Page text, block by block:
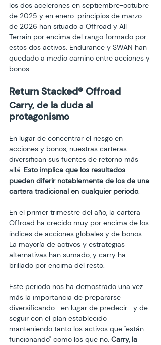
los dos acelerones en septiembre-octubre
de 2025 y en enero-principios de marzo
de 2026 han situado a Offroad y All
Terrain por encima del rango formado por
estos dos activos. Endurance y SWAN han
quedado a medio camino entre acciones y
bonos.
Return Stacked® Offroad
Carry, de la duda al
En lugar de concentrar el riesgo en
acciones y bonos, nuestras carteras
diversifican sus fuentes de retorno más
allá. Esto implica que los resultados
pueden diferir notablemente de los de una
cartera tradicional en cualquier periodo.
En el primer trimestre del año, la cartera
Offroad ha crecido muy por encima de los
índices de acciones globales y de bonos.
La mayoría de activos y estrategias
alternativas han sumado, y carry ha
brillado por encima del resto.
Este periodo nos ha demostrado una vez
más la importancia de prepararse
diversificando—en lugar de predecir—y de
seguir con el plan establecido
manteniendo tanto los activos que "están
funcionando" como los que no. Carry, la